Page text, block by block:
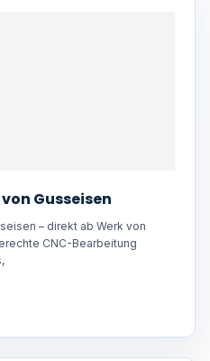
Gusseisen
– direkt ab Werk von
CNC-Bearbeitung